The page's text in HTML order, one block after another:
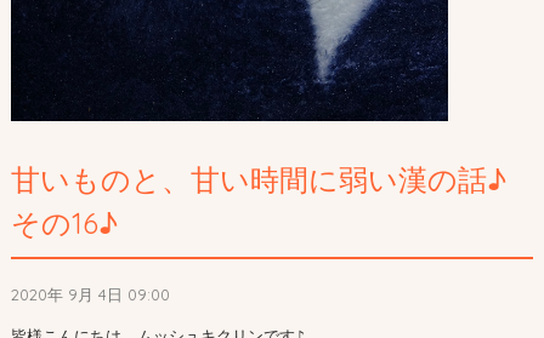
甘いものと、甘い時間に弱い漢の話♪
その16♪
2020年 9月 4日 09:00